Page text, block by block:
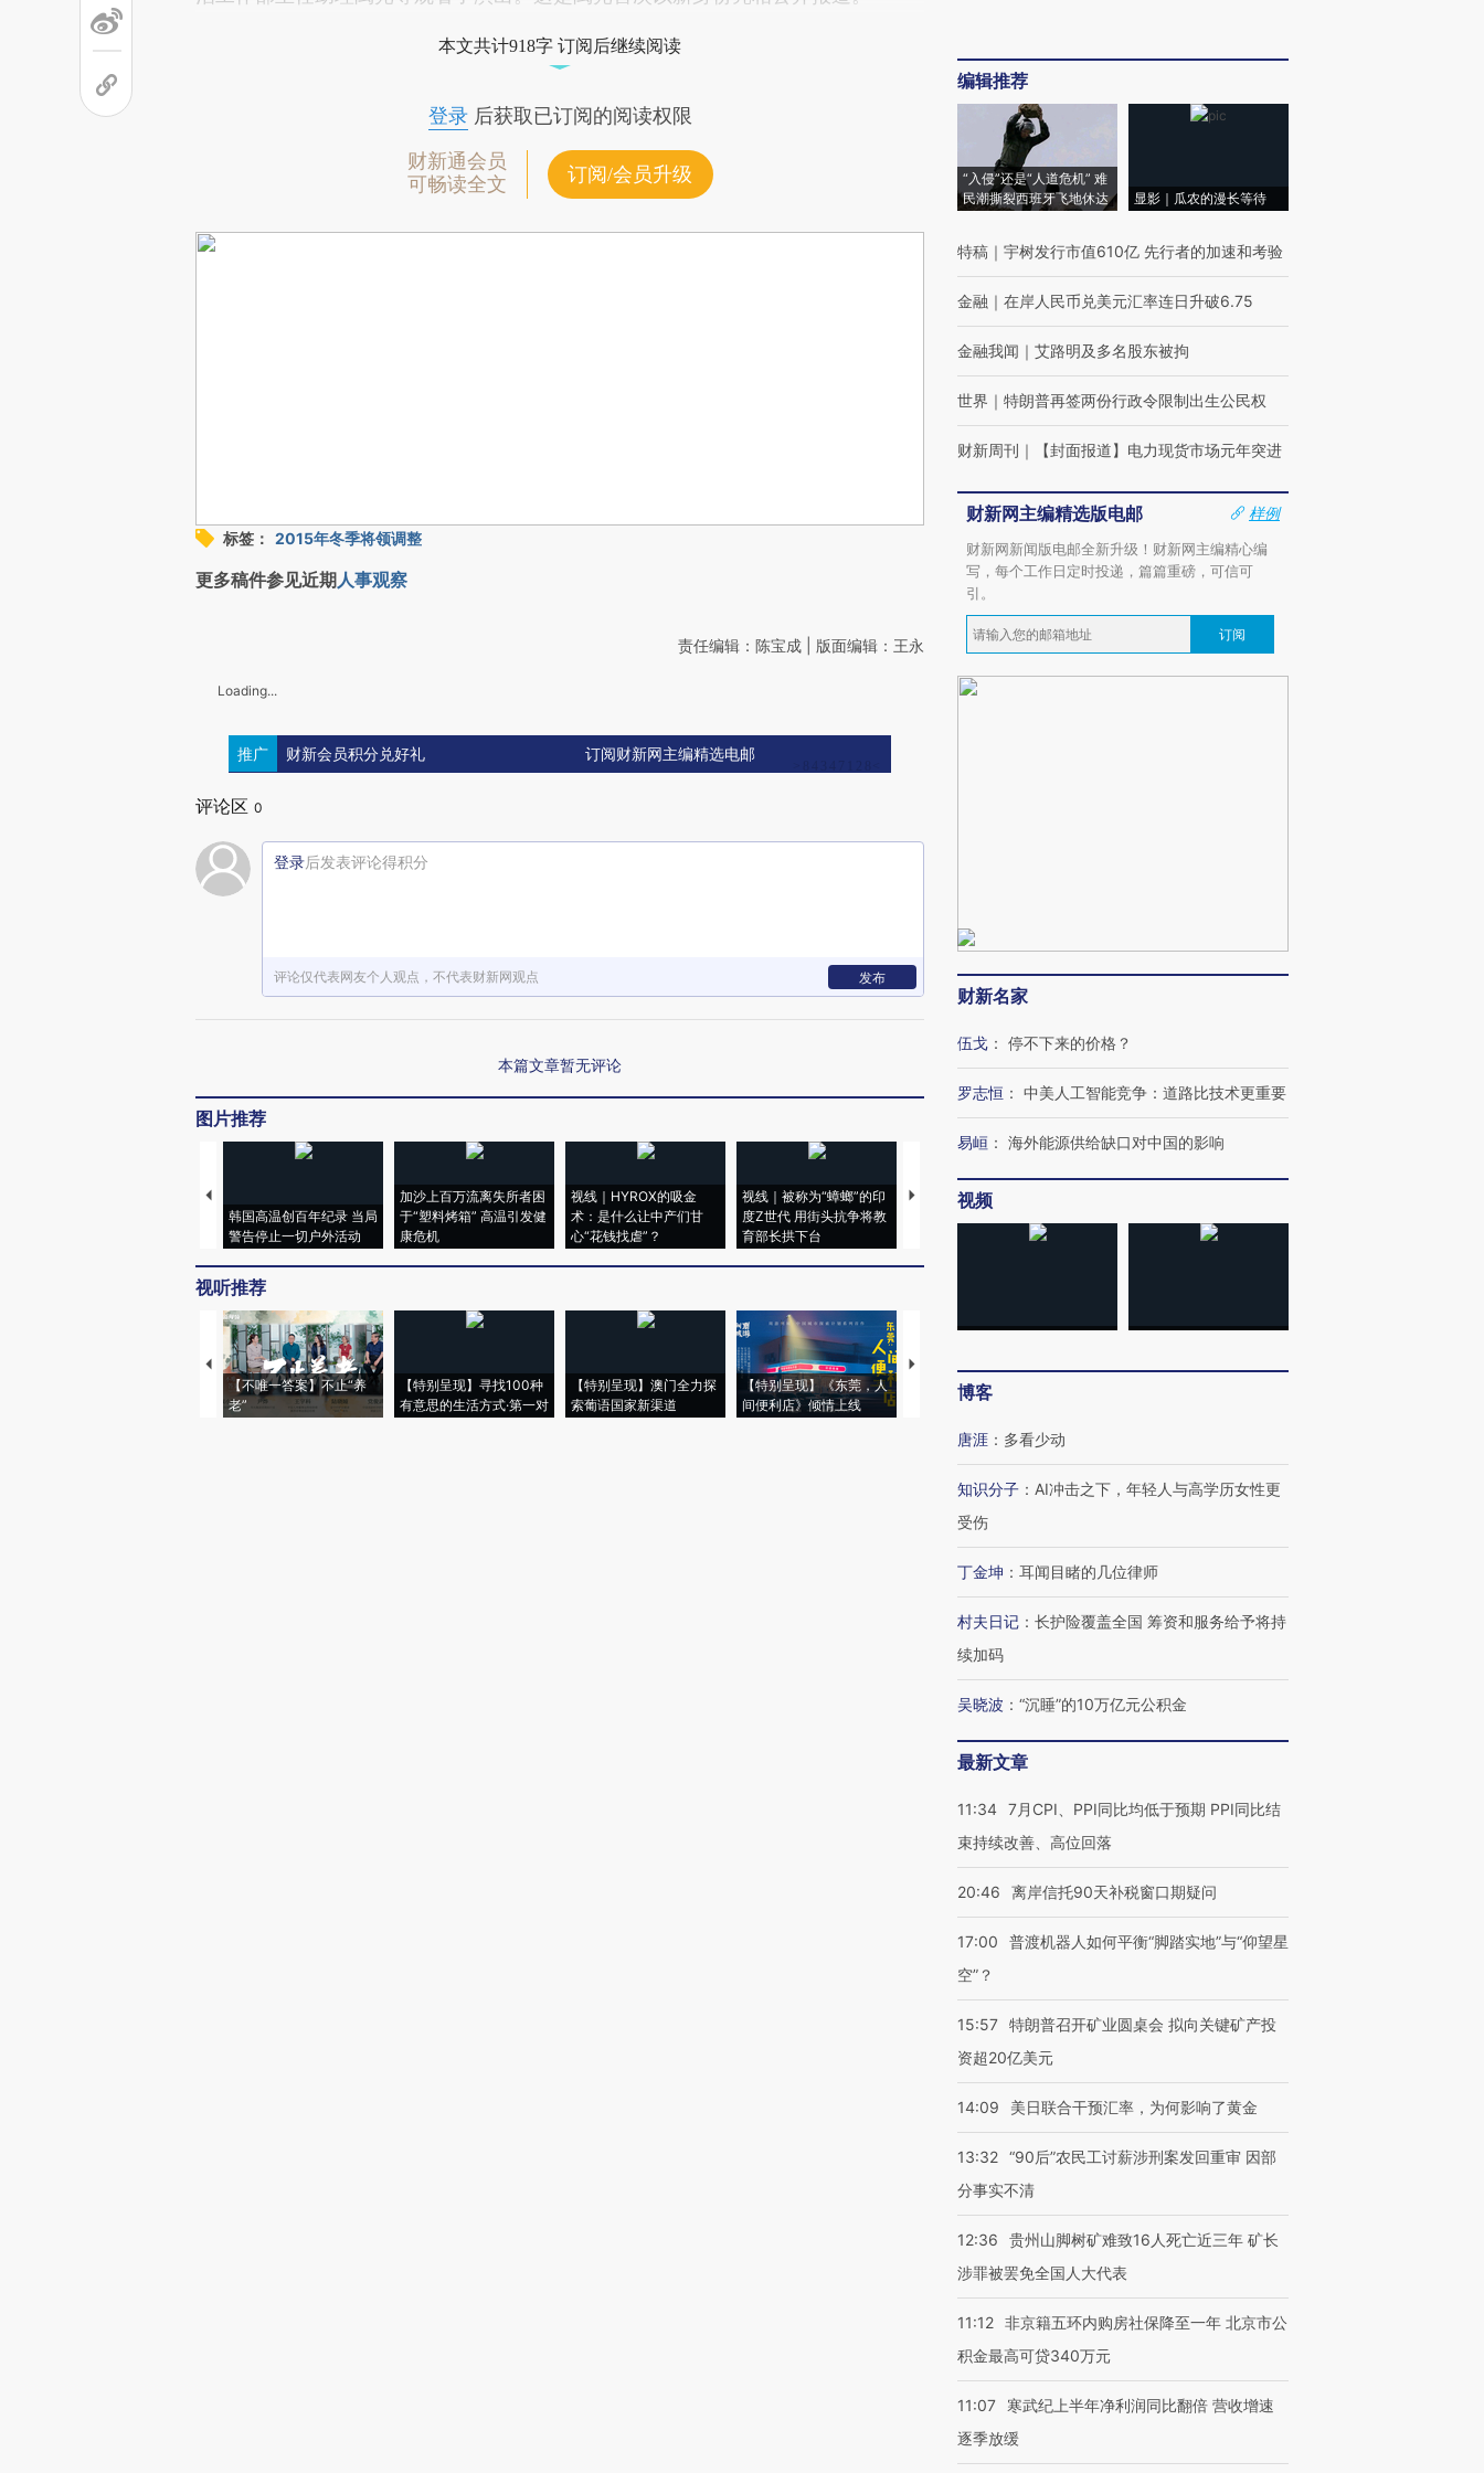
本文共计918字 订阅后继续阅读
登录后获取已订阅的阅读权限
财新通会员
可畅读全文
订阅/会员升级
标签： 2015年冬季将领调整
更多稿件参见近期人事观察
责任编辑：陈宝成 | 版面编辑：王永
Loading...
推广 财新会员积分兑好礼 订阅财新网主编精选电邮
评论区 0
登录后发表评论得积分
评论仅代表网友个人观点，不代表财新网观点 发布
本篇文章暂无评论
图片推荐
韩国高温创百年纪录 当局
警告停止一切户外活动
加沙上百万流离失所者困
于“塑料烤箱” 高温引发健
康危机
视线｜HYROX的吸金
术：是什么让中产们甘
心“花钱找虐”？
视线｜被称为“蟑螂”的印
度Z世代 用街头抗争将教
育部长拱下台
视线｜“入侵”还是“人道危
视听推荐
【不唯一答案】不止“养
老”
【特别呈现】寻找100种
有意思的生活方式·第一对
【特别呈现】澳门全力探
索葡语国家新渠道
【特别呈现】《东莞，人
间便利店》倾情上线
【推广】走进第四届链博
会，让数智科技“链”接产
编辑推荐
“入侵”还是“人道危机” 难
民潮撕裂西班牙飞地休达
显影｜瓜农的漫长等待
特稿 ｜ 宇树发行市值610亿 先行者的加速和考验
金融 ｜ 在岸人民币兑美元汇率连日升破6.75
金融我闻 ｜ 艾路明及多名股东被拘
世界 ｜ 特朗普再签两份行政令限制出生公民权
财新周刊 ｜ 【封面报道】电力现货市场元年突进
财新网主编精选版电邮
样例
财新网新闻版电邮全新升级！财新网主编精心编
写，每个工作日定时投递，篇篇重磅，可信可
引。
订阅
财新名家
伍戈 ： 停不下来的价格？
罗志恒 ： 中美人工智能竞争：道路比技术更重要
易峘 ： 海外能源供给缺口对中国的影响
视频
博客
唐涯 ： 多看少动
知识分子 ： AI冲击之下，年轻人与高学历女性更
受伤
丁金坤 ： 耳闻目睹的几位律师
村夫日记 ： 长护险覆盖全国 筹资和服务给予将持
续加码
吴晓波 ： “沉睡”的10万亿元公积金
最新文章
11:34 7月CPI、PPI同比均低于预期 PPI同比结
束持续改善、高位回落
20:46 离岸信托90天补税窗口期疑问
17:00
普渡机器人如何平衡“脚踏实地”与“仰望星
空”？
15:57 特朗普召开矿业圆桌会 拟向关键矿产投
资超20亿美元
14:09 美日联合干预汇率，为何影响了黄金
13:32 “90后”农民工讨薪涉刑案发回重审 因部
分事实不清
12:36
贵州山脚树矿难致16人死亡近三年 矿长
涉罪被罢免全国人大代表
11:12 非京籍五环内购房社保降至一年 北京市公
积金最高可贷340万元
11:07
寒武纪上半年净利润同比翻倍 营收增速
逐季放缓